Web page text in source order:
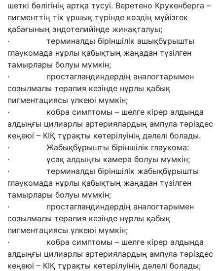
шеткі бөлігінің артқа түсуі. Веретено Крукенберга –
пигменттің тік ұршық түрінде көздің мүйізгек
қабағының эндотелийінде жинақталуы;
· терминалды біріншілік ашықбұрышты
глаукомада нұрлы қабықтың жаңадан түзілген
тамырлары болуы мүмкін;
· простагландиндердің аналогтарымен
созылмалы терапия кезінде нұрлы қабық
пигментациясы үлкеюі мүмкін;
· кобра симптомы – шелге кірер алдында
алдыңғы цилиарлы артериялардың ампула тәріздес
кеңеюі – КІҚ тұрақты көтерілуінің дәлелі болады.
· Жабықбұрышты біріншілік глаукома:
· ұсақ алдыңғы камера болуы мүмкін;
· терминалды біріншілік жабықбұрышты
глаукомада нұрлы қабықтың жаңадан түзілген
тамырлары болуы мүмкін;
· простагландиндердің аналогтарымен
созылмалы терапия кезінде нұрлы қабық
пигментациясы үлкеюі мүмкін;
· кобра симптомы – шелге кірер алдында
алдыңғы цилиарлы артериялардың ампула тәріздес
кеңеюі – КІҚ тұрақты көтерілуінің дәлелі болады;